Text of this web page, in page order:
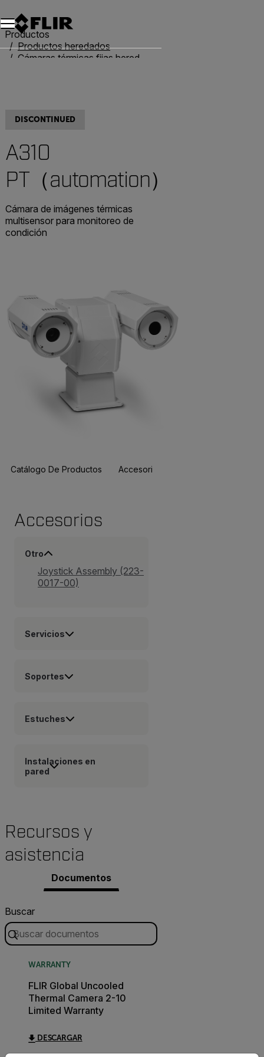
Productos
Productos heredados
Cámaras térmicas fijas heredadas
DISCONTINUED
A310
PT（automation）
Cámara de imágenes térmicas
multisensor para monitoreo de
condición
Catálogo De Productos Accesorios
Accesorios
Otro
Joystick Assembly (223-
0017-00)
Servicios
Soportes
Estuches
Instalaciones en
pared
Recursos y
asistencia
Documentos
Buscar
WARRANTY
FLIR Global Uncooled
Thermal Camera 2-10
Limited Warranty
DESCARGAR